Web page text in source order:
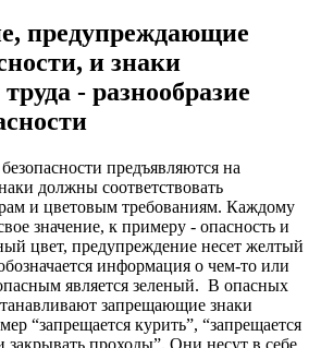
предупреждающие
и знаки
- разнообразие
предъявляются на
должны соответствовать
и цветовым требованиям. Каждому
значение, к примеру - опасность и
цвет, предупреждение несет желтый
информация о чем-то или
является зеленый. В опасных
запрещающие знаки
“запрещается курить”, “запрещается
закрывать проходы”. Они несут в себе